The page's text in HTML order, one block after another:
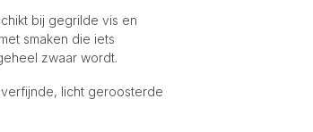
bij gegrilde vis en
smaken die iets
zwaar wordt.
licht geroosterde